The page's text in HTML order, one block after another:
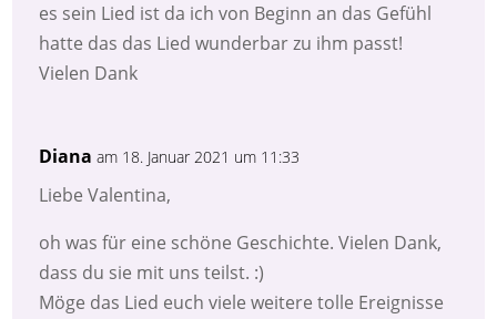
es sein Lied ist da ich von Beginn an das Gefühl
hatte das das Lied wunderbar zu ihm passt!
Vielen Dank
Diana am 18. Januar 2021 um 11:33
Liebe Valentina,
oh was für eine schöne Geschichte. Vielen Dank,
dass du sie mit uns teilst. :)
Möge das Lied euch viele weitere tolle Ereignisse